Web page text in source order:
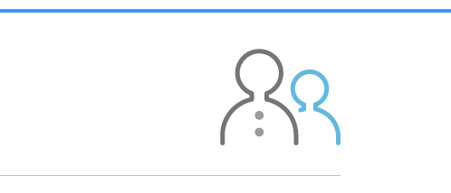
법인 연혁 및 소개